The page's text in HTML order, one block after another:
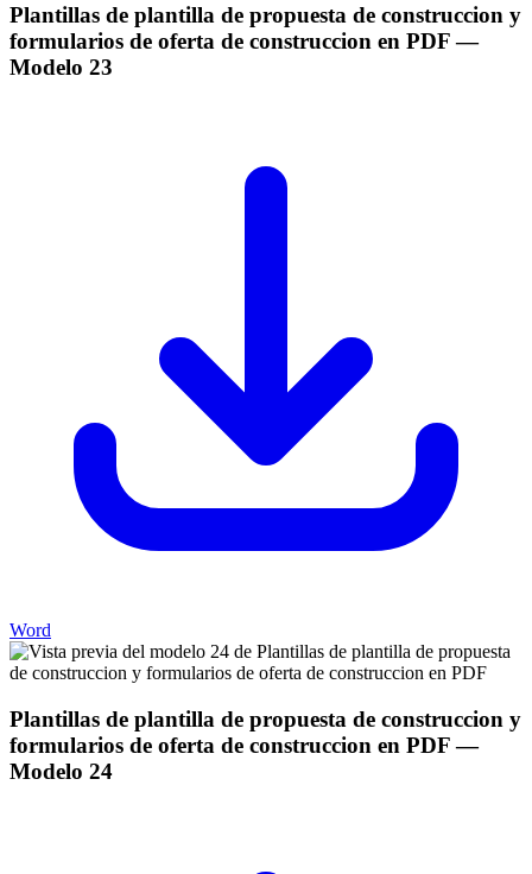
Plantillas de plantilla de propuesta de construccion y
formularios de oferta de construccion en PDF—
Modelo 23
Word
Plantillas de plantilla de propuesta de construccion y
formularios de oferta de construccion en PDF—
Modelo 24